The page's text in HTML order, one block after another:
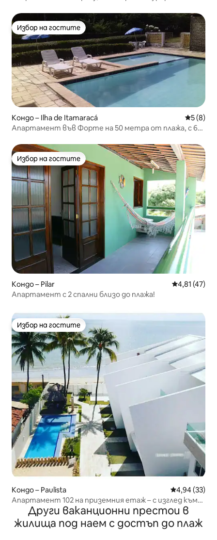
Избор на гостите
Избор на гостите
Кондо – Ilha de Itamaracá Средна
5 (8)
Апартамент във Форте на 50 метра от плажа, с 60
Избор на гостите
Избор на гостите
Кондо – Pilar Средна
4,81 (47)
Апартамент с 2 спални близо до плажа!
Избор на гостите
Избор на гостите
Кондо – Paulista Средна
4,94 (33)
Апартамент 102 на приземния етаж – с изглед към
океана в Мария Фарин
Други ваканционни престои в
жилища под наем с достъп до плаж